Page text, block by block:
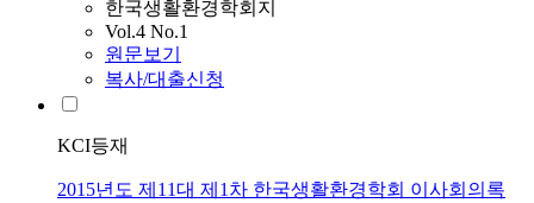
한국생활환경학회지
Vol.4 No.1
원문보기
복사/대출신청
KCI등재
2015년도 제11대 제1차 한국생활환경학회 이사회의록